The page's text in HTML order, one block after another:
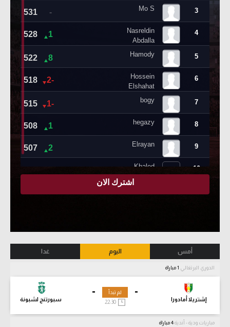
أمس اليوم غدا
الدوري البرتغالي
-
إشتريلا أمادورا
-
سبورتنج لشبونة
لم تبدأ
مباريات ودية - أندية